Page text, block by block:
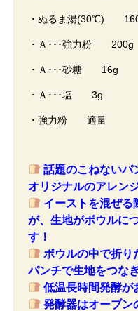
・ぬるま湯(30℃)
・Ａ･･･強力粉 200g
・Ａ･･･砂糖 16g
・Ａ･･･塩 3g
・強力粉 適量
話題のこねないパ
オリジナルのアレン
イーストを混ぜる
が、生地がボウルに
す！
ボウルの中で折り
パンチで生地をつな
低温長時間発酵
発酵器はオーブン